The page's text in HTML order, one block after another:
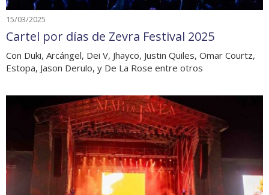
15/03/2025
Cartel por días de Zevra Festival 2025
Con Duki, Arcángel, Dei V, Jhayco, Justin Quiles, Omar Courtz,
Estopa, Jason Derulo, y De La Rose entre otros